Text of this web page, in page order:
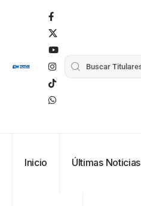
Inicio Últimas Noticias